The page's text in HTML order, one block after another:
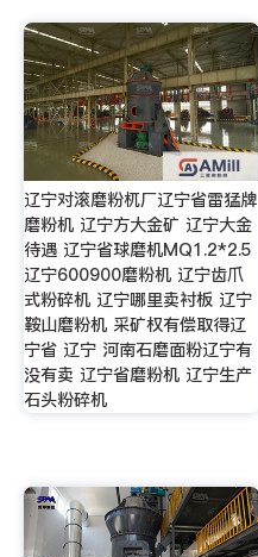
辽宁对滚磨粉杌厂辽宁省雷猛牌
磨粉机 辽宁方大金矿 辽宁大金
待遇 辽宁省球磨机MQ1.2*2.5
辽宁600900磨粉机 辽宁齿爪
式粉碎机 辽宁哪里卖衬板 辽宁
鞍山磨粉机 采矿权有偿取得辽
宁省 辽宁 河南石磨面粉辽宁有
没有卖 辽宁省磨粉机 辽宁生产
石头粉碎机